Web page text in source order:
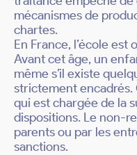
mécanismes de
chartes.
En France, l’école est
Avant cet âge, un
même s’il existe
strictement encadrés.
qui est chargée de la
dispositions. Le non-
parents ou par les
sanctions.